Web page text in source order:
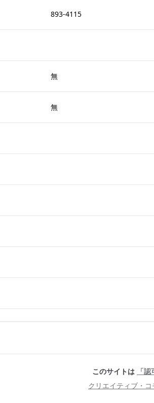
893-4115
無
無
このサイトは
「
クリエイティブ・